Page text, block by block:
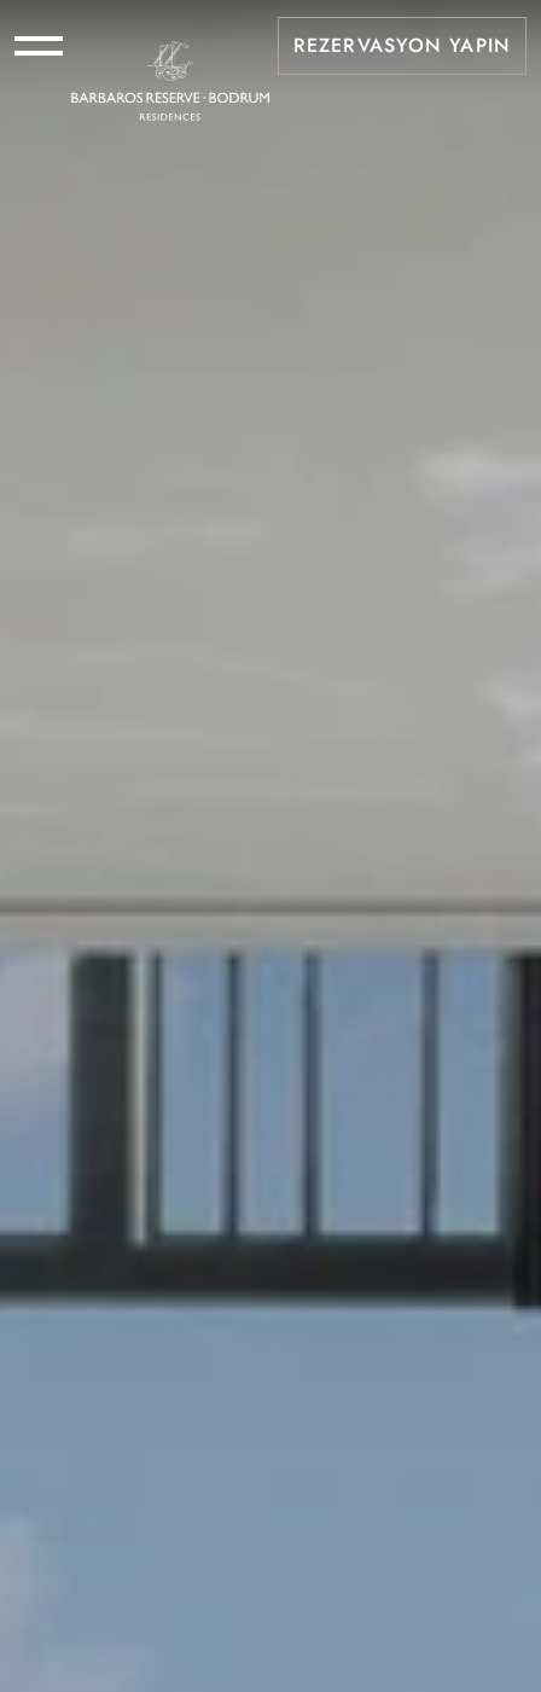
REZERVASYON YAPIN